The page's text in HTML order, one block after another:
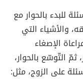
للبدء بالحوار مع
والأشياء التي
الإصغاء
التّوسّع بالحوار،
على الزوج، مثل: